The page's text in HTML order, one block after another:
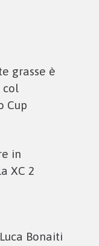
grasse è
col
Cup
in
XC 2
Bonaiti